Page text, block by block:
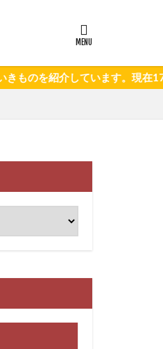
介しています。現在172種を紹介